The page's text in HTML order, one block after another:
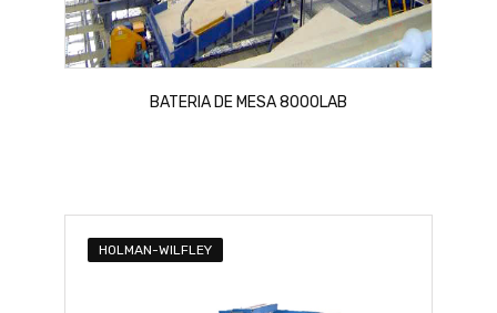
BATERIA DE MESA 8000LAB
HOLMAN-WILFLEY